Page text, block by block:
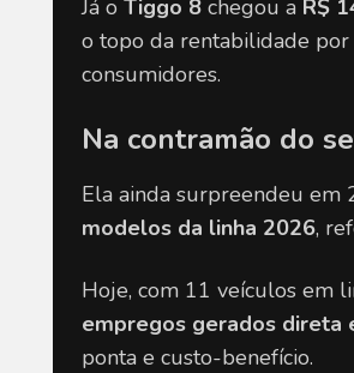
Já o Tiggo 8 chegou a R$
o topo da rentabilidade por
consumidores.
Na contramão do
Ela ainda surpreendeu em
modelos da linha 2026,
Hoje, com 11 veículos em
empregos gerados direta
ponta e custo-benefício.